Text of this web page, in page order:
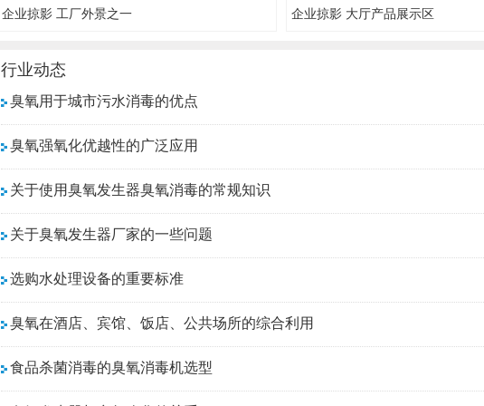
企业掠影 工厂外景之一 企业掠影 大厅产品展示区
行业动态
臭氧用于城市污水消毒的优点
臭氧强氧化优越性的广泛应用
关于使用臭氧发生器臭氧消毒的常规知识
关于臭氧发生器厂家的一些问题
选购水处理设备的重要标准
臭氧在酒店、宾馆、饭店、公共场所的综合利用
食品杀菌消毒的臭氧消毒机选型